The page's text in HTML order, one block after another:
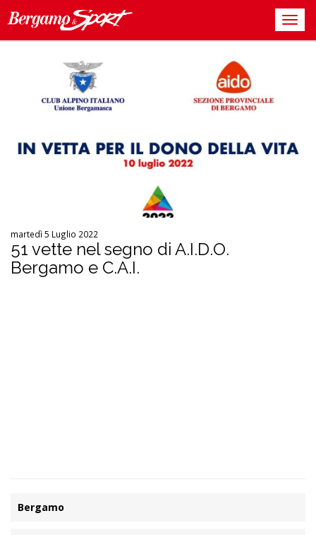
martedì 5 Luglio 2022
51 vette nel segno di A.I.D.O.
Bergamo e C.A.I.
Bergamo